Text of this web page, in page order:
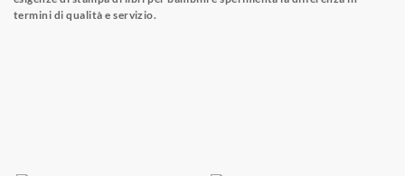
termini di qualità e servizio.